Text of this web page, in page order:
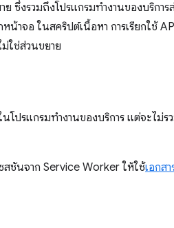
ซึ่งรวมถึงโปรแกรมทำงานของบริการ
น้าจอ ในสคริปต์เนื้อหา การเรียกใช้
ใช่ส่วนขยาย
นโปรแกรมทำงานของบริการ แต่จะไม่ร
สชันจาก Service Worker ให้ใช้เอกส